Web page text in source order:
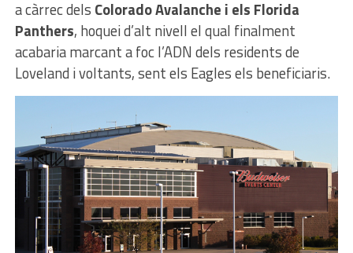
a càrrec dels Colorado Avalanche i els Florida
Panthers, hoquei d’alt nivell el qual finalment
acabaria marcant a foc l’ADN dels residents de
Loveland i voltants, sent els Eagles els beneficiaris.